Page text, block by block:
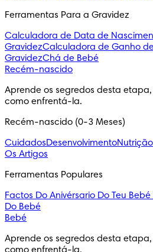
Ferramentas Para a Gravidez
Calculadora de Data de
GravidezCalculadora de Ganho
GravidezChá de Bebé
Recém-nascido
Aprende os segredos desta
como enfrentá-la.
Recém-nascido (0-3 Meses)
CuidadosDesenvolvimentoNutrição
Os Artigos
Ferramentas Populares
Factos Do Anivérsario Do Teu Bebé
Do Bebé
Bebé
Aprende os segredos desta